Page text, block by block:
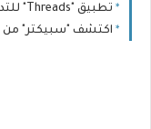
تطبيق "Threads" للتدوينات الصغيرة.. هل تسحب ميتا البساط من تويتر؟
اكتشف "سبيكتر" من رولز